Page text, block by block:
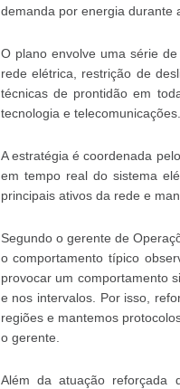
demanda por energia durante
O plano envolve uma série
rede elétrica, restrição de
técnicas de prontidão em
tecnologia e telecomunicações.
A estratégia é coordenada
em tempo real do sistema
principais ativos da rede e
Segundo o gerente de
o comportamento típico
provocar um comportamento
e nos intervalos. Por isso,
regiões e mantemos
o gerente.
Além da atuação reforçada